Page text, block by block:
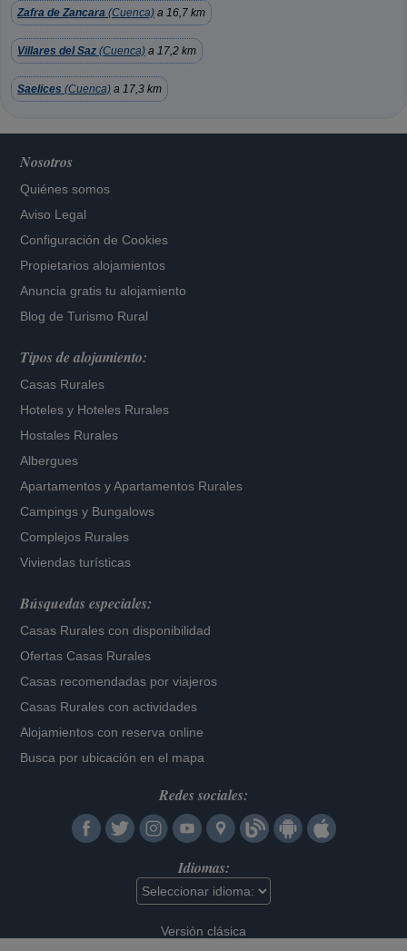
Zafra de Zancara (Cuenca) a 16,7 km
Villares del Saz (Cuenca) a 17,2 km
Saelices (Cuenca) a 17,3 km
Nosotros
Quiénes somos
Aviso Legal
Configuración de Cookies
Propietarios alojamientos
Anuncia gratis tu alojamiento
Blog de Turismo Rural
Tipos de alojamiento:
Casas Rurales
Hoteles y Hoteles Rurales
Hostales Rurales
Albergues
Apartamentos yApartamentos Rurales
Campings y Bungalows
Complejos Rurales
Viviendas turísticas
Búsquedas especiales:
Casas Rurales con disponibilidad
Ofertas Casas Rurales
Casas recomendadas por viajeros
Casas Rurales con actividades
Alojamientos con reserva online
Busca por ubicación en el mapa
Redes sociales:
Idiomas:
Versión clásica